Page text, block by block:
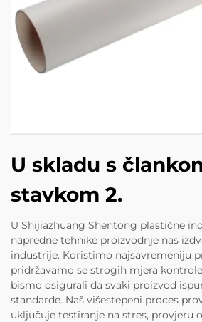
U skladu s
stavkom 2.
U Shijiazhuang Shentong plastične
napredne tehnike proizvodnje nas
industrije. Koristimo najsavremeniju
pridržavamo se strogih mjera
bismo osigurali da svaki proizvod
standarde. Naš višestepeni proces
uključuje testiranje na stres, provjeru